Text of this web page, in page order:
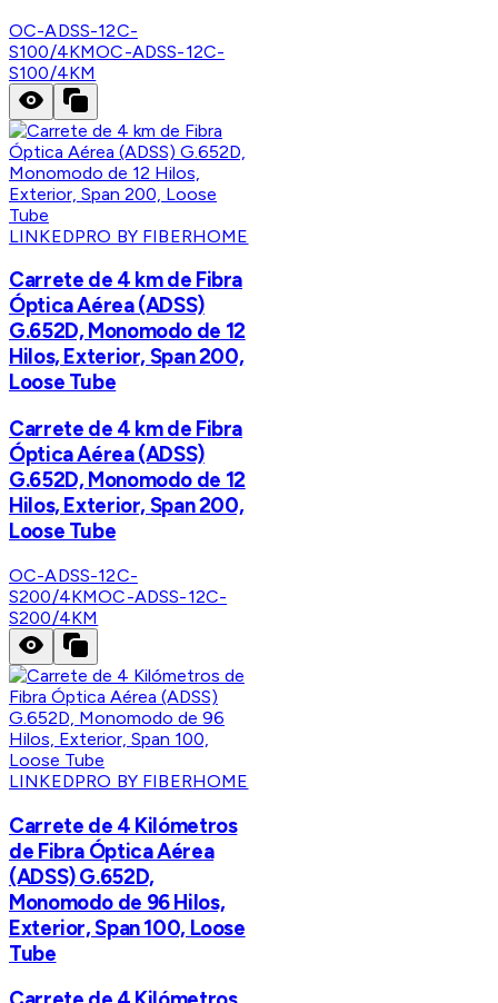
OC-ADSS-12C-
S100/4KMOC-ADSS-12C-
S100/4KM
LINKEDPRO BY FIBERHOME
Carrete de 4 km de Fibra
Óptica Aérea (ADSS)
G.652D, Monomodo de 12
Hilos, Exterior, Span 200,
Loose Tube
Carrete de 4 km de Fibra
Óptica Aérea (ADSS)
G.652D, Monomodo de 12
Hilos, Exterior, Span 200,
Loose Tube
OC-ADSS-12C-
S200/4KMOC-ADSS-12C-
S200/4KM
LINKEDPRO BY FIBERHOME
Carrete de 4 Kilómetros
de Fibra Óptica Aérea
(ADSS) G.652D,
Monomodo de 96 Hilos,
Exterior, Span 100, Loose
Tube